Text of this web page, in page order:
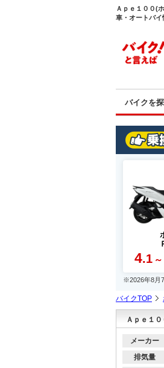
Ａｐｅ１００(
車・オートバイ
バイクを
4.1 ～
※2026年8月
バイクTOP
Ａｐｅ１
メーカー
排気量